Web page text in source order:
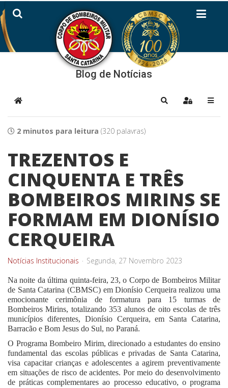
Blog de Notícias
Home PesquisarSign In
2 minutos para leitura (320 palavras)
TREZENTOS E
CINQUENTA E TRÊS
BOMBEIROS MIRINS SE
FORMAM EM DIONÍSIO
CERQUEIRA
Notícias Institucionais Segunda, 27 Novembro 2023
Na noite da última quinta-feira, 23, o Corpo de Bombeiros Militar
de Santa Catarina (CBMSC) em Dionísio Cerqueira realizou uma
emocionante cerimônia de formatura para 15 turmas de
Bombeiros Mirins, totalizando 353 alunos de oito escolas de três
municípios diferentes, Dionísio Cerqueira, em Santa Catarina,
Barracão e Bom Jesus do Sul, no Paraná.
O Programa Bombeiro Mirim, direcionado a estudantes do ensino
fundamental das escolas públicas e privadas de Santa Catarina,
visa capacitar crianças e adolescentes a agirem preventivamente
em situações de risco de acidentes. Por meio do desenvolvimento
de práticas complementares ao processo educativo, o programa